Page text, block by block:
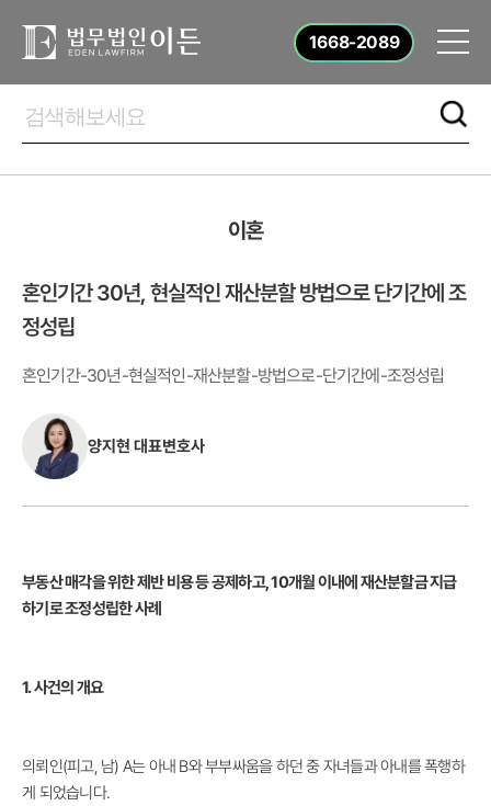
1668-2089
이혼
혼인기간 30년, 현실적인 재산분할 방법으로 단기간에 조
정성립
혼인기간-30년-현실적인-재산분할-방법으로-단기간에-조정성립
양지현 대표변호사
부동산 매각을 위한 제반 비용 등 공제하고, 10개월 이내에 재산분할금 지급
하기로 조정성립한 사례
1. 사건의 개요
의뢰인(피고, 남) A는 아내 B와 부부싸움을 하던 중 자녀들과 아내를 폭행하
게 되었습니다.